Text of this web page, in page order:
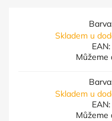
Skladem u
EAN:
Můžeme
Skladem u
EAN:
Můžeme